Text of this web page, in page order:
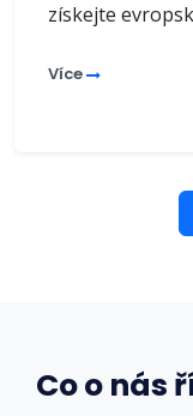
získejte
Více
Co o nás